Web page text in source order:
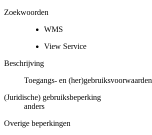
Zoekwoorden
WMS
View Service
Beschrijving
Toegangs- en (her)gebruiksvoorwaarden
(Juridische) gebruiksbeperking
anders
Overige beperkingen